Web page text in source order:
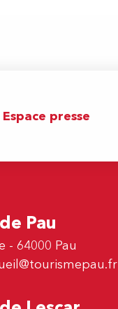
Espace presse
Pau
- 64000 Pau